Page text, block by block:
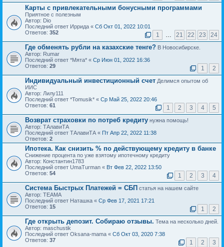
Карты с привлекательными бонусными программами
Приятное с полезным
Автор: Dio
Последний ответ Иррида « Сб Окт 01, 2022 10:01
Ответов: 352 1 … 21 22 23 24
Где обменять рубли на казахские тенге? В Новосибирске.
Автор: Rumar
Последний ответ *Мята* « Ср Июн 01, 2022 16:36
Ответов: 29 1 2
Индивидуальный инвестиционный счет Делимся опытом об
ИИС
Автор: Лилу111
Последний ответ *Tomusik* « Ср Май 25, 2022 20:46
Ответов: 61 1 2 3 4 5
Возврат страховки по потреб кредиту нужна помощь!
Автор: ТАлавиТА
Последний ответ ТАлавиТА « Пт Апр 22, 2022 11:38
Ответов: 2
Ипотека. Как снизить % по действующему кредиту в банке
Снижение процента по уже взятому ипотечному кредиту
Автор: Константин1783
Последний ответ UmaTurman « Вт Фев 22, 2022 13:50
Ответов: 54 1 2 3 4
Система Быстрых Платежей = СБП статья на нашем сайте
Автор: ТЕАМА
Последний ответ Наташка « Ср Фев 17, 2021 17:21
Ответов: 15 1 2
Где открыть депозит. Собираю отзывы. Тема на несколько дней.
Автор: maschustik
Последний ответ Oksana-mama « Сб Окт 03, 2020 7:38
Ответов: 37 1 2 3